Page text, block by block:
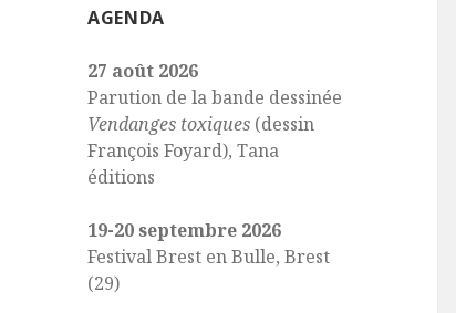
AGENDA
27 août 2026
Parution de la bande dessinée
Vendanges toxiques (dessin
François Foyard), Tana
éditions
19-20 septembre 2026
Festival Brest en Bulle, Brest
(29)